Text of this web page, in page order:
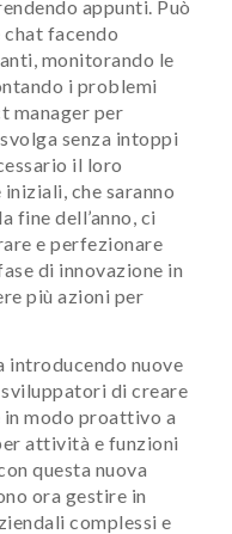
appunti. Può
facendo
monitorando le
i problemi
manager per
senza intoppi
il loro
che saranno
fine dell’anno, ci
e perfezionare
di innovazione in
più azioni per
introducendo nuove
di creare
modo proattivo a
attività e funzioni
questa nuova
ora gestire in
complessi e